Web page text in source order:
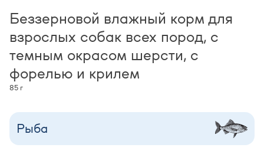
Беззерновой влажный корм для
взрослых собак всех пород, с
темным окрасом шерсти, с
форелью и крилем
85 г
Рыба